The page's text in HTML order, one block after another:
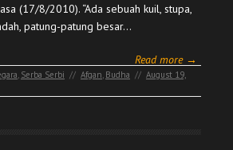
(17/8/2010). “Ada sebuah kuil, stupa,
patung-patung besar…
Read more →
Serba Serbi // Afgan Budha // August 19,